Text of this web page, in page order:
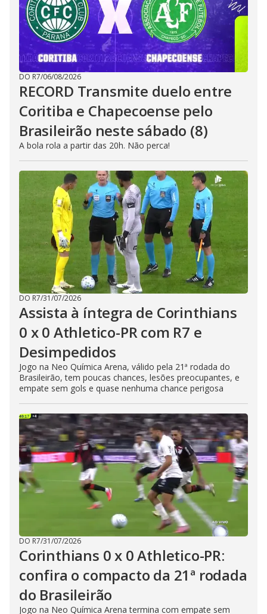
DO R7/06/08/2026
RECORD Transmite duelo entre
Coritiba e Chapecoense pelo
Brasileirão neste sábado (8)
A bola rola a partir das 20h. Não perca!
DO R7/31/07/2026
Assista à íntegra de Corinthians
0 x 0 Athletico-PR com R7 e
Desimpedidos
Jogo na Neo Química Arena, válido pela 21ª rodada do
Brasileirão, tem poucas chances, lesões preocupantes, e
empate sem gols e quase nenhuma chance perigosa
DO R7/31/07/2026
Corinthians 0 x 0 Athletico-PR:
confira o compacto da 21ª rodada
do Brasileirão
Jogo na Neo Química Arena termina com empate sem